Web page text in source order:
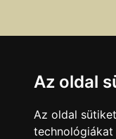
Az oldal
Az oldal
technológiákat